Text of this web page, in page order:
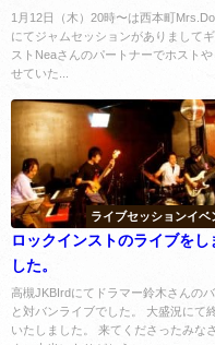
ン）にてギタリストneaさん
マー光田臣さんとジャムセッ
ョンホストです。
1月12日（木）20時〜は西本町
にてジャムセッションがありましてギ
ストNeaさんのパートナーでホストや
せていた...
ライブセッションイベ
ロックインストのライブをし
した。
高槻JKBIrdにてドラマー鈴木さんの
と対バンライブでした。 大盛況にて
いたしました。 来てくださったみなさ